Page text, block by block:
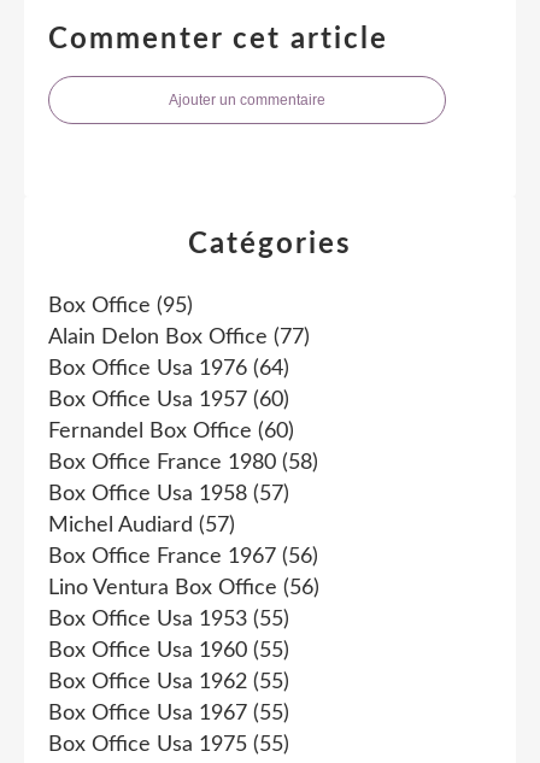
Commenter cet article
Ajouter un commentaire
Catégories
Box Office (95)
Alain Delon Box Office (77)
Box Office Usa 1976 (64)
Box Office Usa 1957 (60)
Fernandel Box Office (60)
Box Office France 1980 (58)
Box Office Usa 1958 (57)
Michel Audiard (57)
Box Office France 1967 (56)
Lino Ventura Box Office (56)
Box Office Usa 1953 (55)
Box Office Usa 1960 (55)
Box Office Usa 1962 (55)
Box Office Usa 1967 (55)
Box Office Usa 1975 (55)